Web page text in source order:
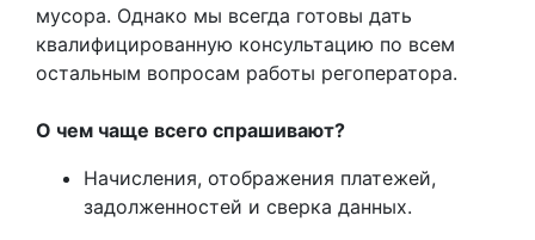
мусора. Однако мы всегда готовы дать
квалифицированную консультацию по всем
остальным вопросам работы регоператора.
О чем чаще всего спрашивают?
Начисления, отображения платежей,
задолженностей и сверка данных.